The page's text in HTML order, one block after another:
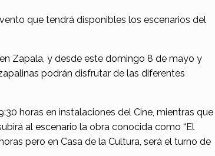
que tendrá disponibles los escenarios del
Zapala, y desde este domingo 8 de mayo y
podrán disfrutar de las diferentes
horas en instalaciones del Cine, mientras que
al escenario la obra conocida como “El
pero en Casa de la Cultura, será el turno de